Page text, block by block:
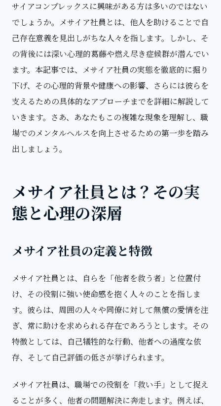
サイアコンプレックスに興味がある方は多いのではない
でしょうか。メサイア社員とは、他人を助けることで自
己存在意義を見出しがちな人々を指します。しかし、そ
の背後には深い心理的葛藤や燃え尽き症候群が潜んでい
ます。本記事では、メサイア社員の実態を徹底的に掘り
下げ、その心理的背景や健康への影響、さらには彼らを
支えるための具体的なアプローチまでを詳細に解説して
いきます。さあ、あなたもこの複雑な現象を理解し、職
場でのメンタルヘルスを向上させるための第一歩を踏み
出しましょう。
メサイア社員とは？その実
態と心理の深層
メサイア社員の定義と特徴
メサイア社員とは、自らを「他者を救う者」と位置付
け、その役割に強い使命感を抱く人々のことを指しま
す。彼らは、周囲の人々や同僚に対して無償の愛情を注
ぎ、常に助けを求められる存在であろうとします。その
特徴としては、自己犠牲的な行動、他者への過度な依
存、そして自己評価の低さが挙げられます。
メサイア社員は、職場での役割を「救い手」として捉え
ることが多く、他者の問題解決に奔走します。例えば、